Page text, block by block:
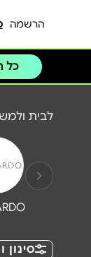
הרשמה
כל
לבית
סינון